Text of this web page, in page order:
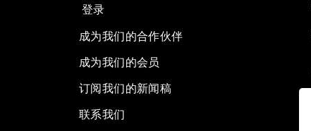
登录
成为我们的合作伙伴
成为我们的会员
订阅我们的新闻稿
联系我们